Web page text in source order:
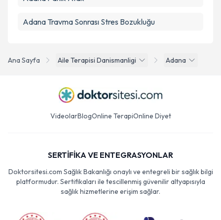
Ana Sayfa Aile Terapisi Danismanligi Adana
Adana Travma Sonrası Stres Bozukluğu
VideolarBlogOnline TerapiOnline Diyet
SERTİFİKA VE ENTEGRASYONLAR
Doktorsitesi.com Sağlık Bakanlığı onaylı ve entegreli bir sağlık bilgi
platformudur. Sertifikaları ile tescillenmiş güvenilir altyapısıyla
sağlık hizmetlerine erişim sağlar.